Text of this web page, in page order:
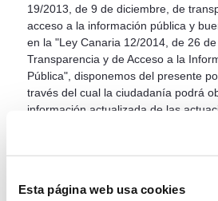
Esta página web usa cookies
19/2013, de 9 de diciembre, de
acceso a la información pública y
en la "Ley Canaria 12/2014, de 26
Transparencia y de Acceso a la
Pública", disponemos del presente
través del cual la ciudadanía podrá
información actualizada de las
desarrolladas por la empresa y de
de comunicación necesarios para
¿Conoces la Ley Canaria de